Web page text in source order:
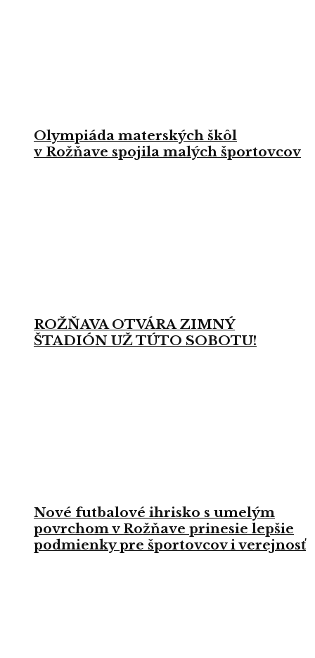
Olympiáda materských škôl
v Rožňave spojila malých športovcov
ROŽŇAVA OTVÁRA ZIMNÝ
ŠTADIÓN UŽ TÚTO SOBOTU!
Nové futbalové ihrisko s umelým
povrchom v Rožňave prinesie lepšie
podmienky pre športovcov i verejnosť